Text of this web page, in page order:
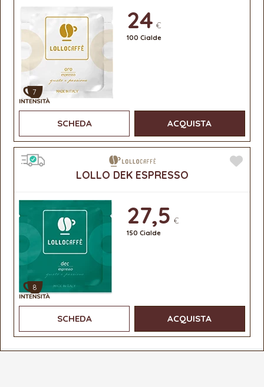
7
24 €
100 Cialde
SCHEDA ACQUISTA
LOLLO DEK ESPRESSO
8
27,5 €
150 Cialde
SCHEDA ACQUISTA